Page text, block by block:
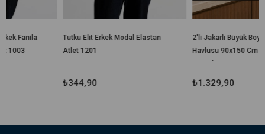
Tutku Elit Erkek Modal Elastan
Atlet 1201
2'li Jakarlı Büyük Boy Banyo
Havlusu 90x150 Cm %100